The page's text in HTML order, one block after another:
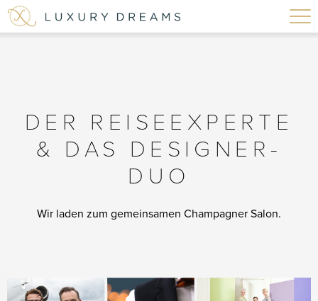
DER REISEEXPERTE
& DAS DESIGNER-
DUO
Wir laden zum gemeinsamen Champagner Salon.